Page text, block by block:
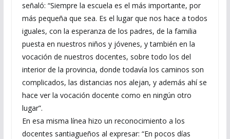
señaló: “Siempre la escuela es el más importante, por
más pequeña que sea. Es el lugar que nos hace a todos
iguales, con la esperanza de los padres, de la familia
puesta en nuestros niños y jóvenes, y también en la
vocación de nuestros docentes, sobre todo los del
interior de la provincia, donde todavía los caminos son
complicados, las distancias nos alejan, y además ahí se
hace ver la vocación docente como en ningún otro
lugar”.
En esa misma línea hizo un reconocimiento a los
docentes santiagueños al expresar: “En pocos días